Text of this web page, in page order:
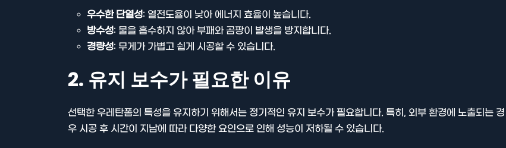
우수한 단열성: 열전도율이 낮아 에너지 효율이 높습니다.
방수성: 물을 흡수하지 않아 부패와 곰팡이 발생을 방지합니다.
경량성: 무게가 가볍고 쉽게 시공할 수 있습니다.
2. 유지 보수가 필요한 이유
선택한 우레탄폼의 특성을 유지하기 위해서는 정기적인 유지 보수가 필요합니다. 특히, 외부 환경에 노출되는 경
우 시공 후 시간이 지남에 따라 다양한 요인으로 인해 성능이 저하될 수 있습니다.